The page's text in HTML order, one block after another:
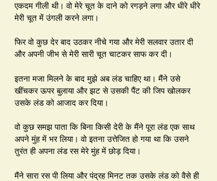
एकदम गीली थी। वो मेरे चूत के दाने को रगड़ने लगा और धीरे धीरे
मेरी चूत में उंगली करने लगा।
फिर वो कुछ देर बाद उठकर नीचे गया और मेरी सलवार उतार दी
और अपनी जीभ से मेरी सारी चूत चाटकर साफ कर दी।
इतना मजा मिलने के बाद मुझे अब लंड चाहिए था। मैंने उसे
खींचकर ऊपर बुलाया और झट से उसकी पैंट की जिप खोलकर
उसके लंड को आजाद कर दिया।
वो कुछ समझ पाता कि बिना किसी देरी के मैंने पूरा लंड एक साथ
अपने मुंह में भर लिया। वो इतना उत्तेजित हो गया था कि उसने
तुरंत ही अपना लंड रस मेरे मुंह में छोड़ दिया।
मैंने सारा रस पी लिया और पंद्रह मिनट तक उसके लंड को वैसे ही